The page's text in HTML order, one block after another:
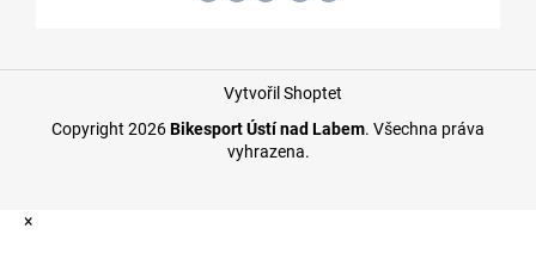
Vytvořil Shoptet
Copyright 2026Bikesport Ústí nad Labem. Všechna práva
vyhrazena.
×